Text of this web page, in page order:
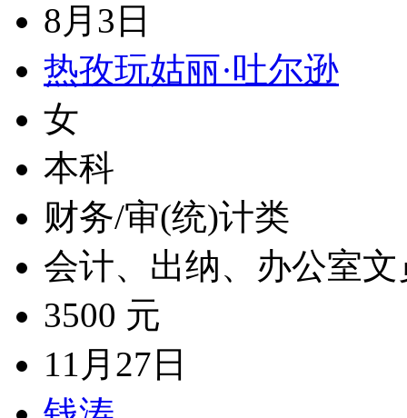
8月3日
热孜玩姑丽·吐尔逊
女
本科
财务/审(统)计类
会计、出纳、办公室文
3500 元
11月27日